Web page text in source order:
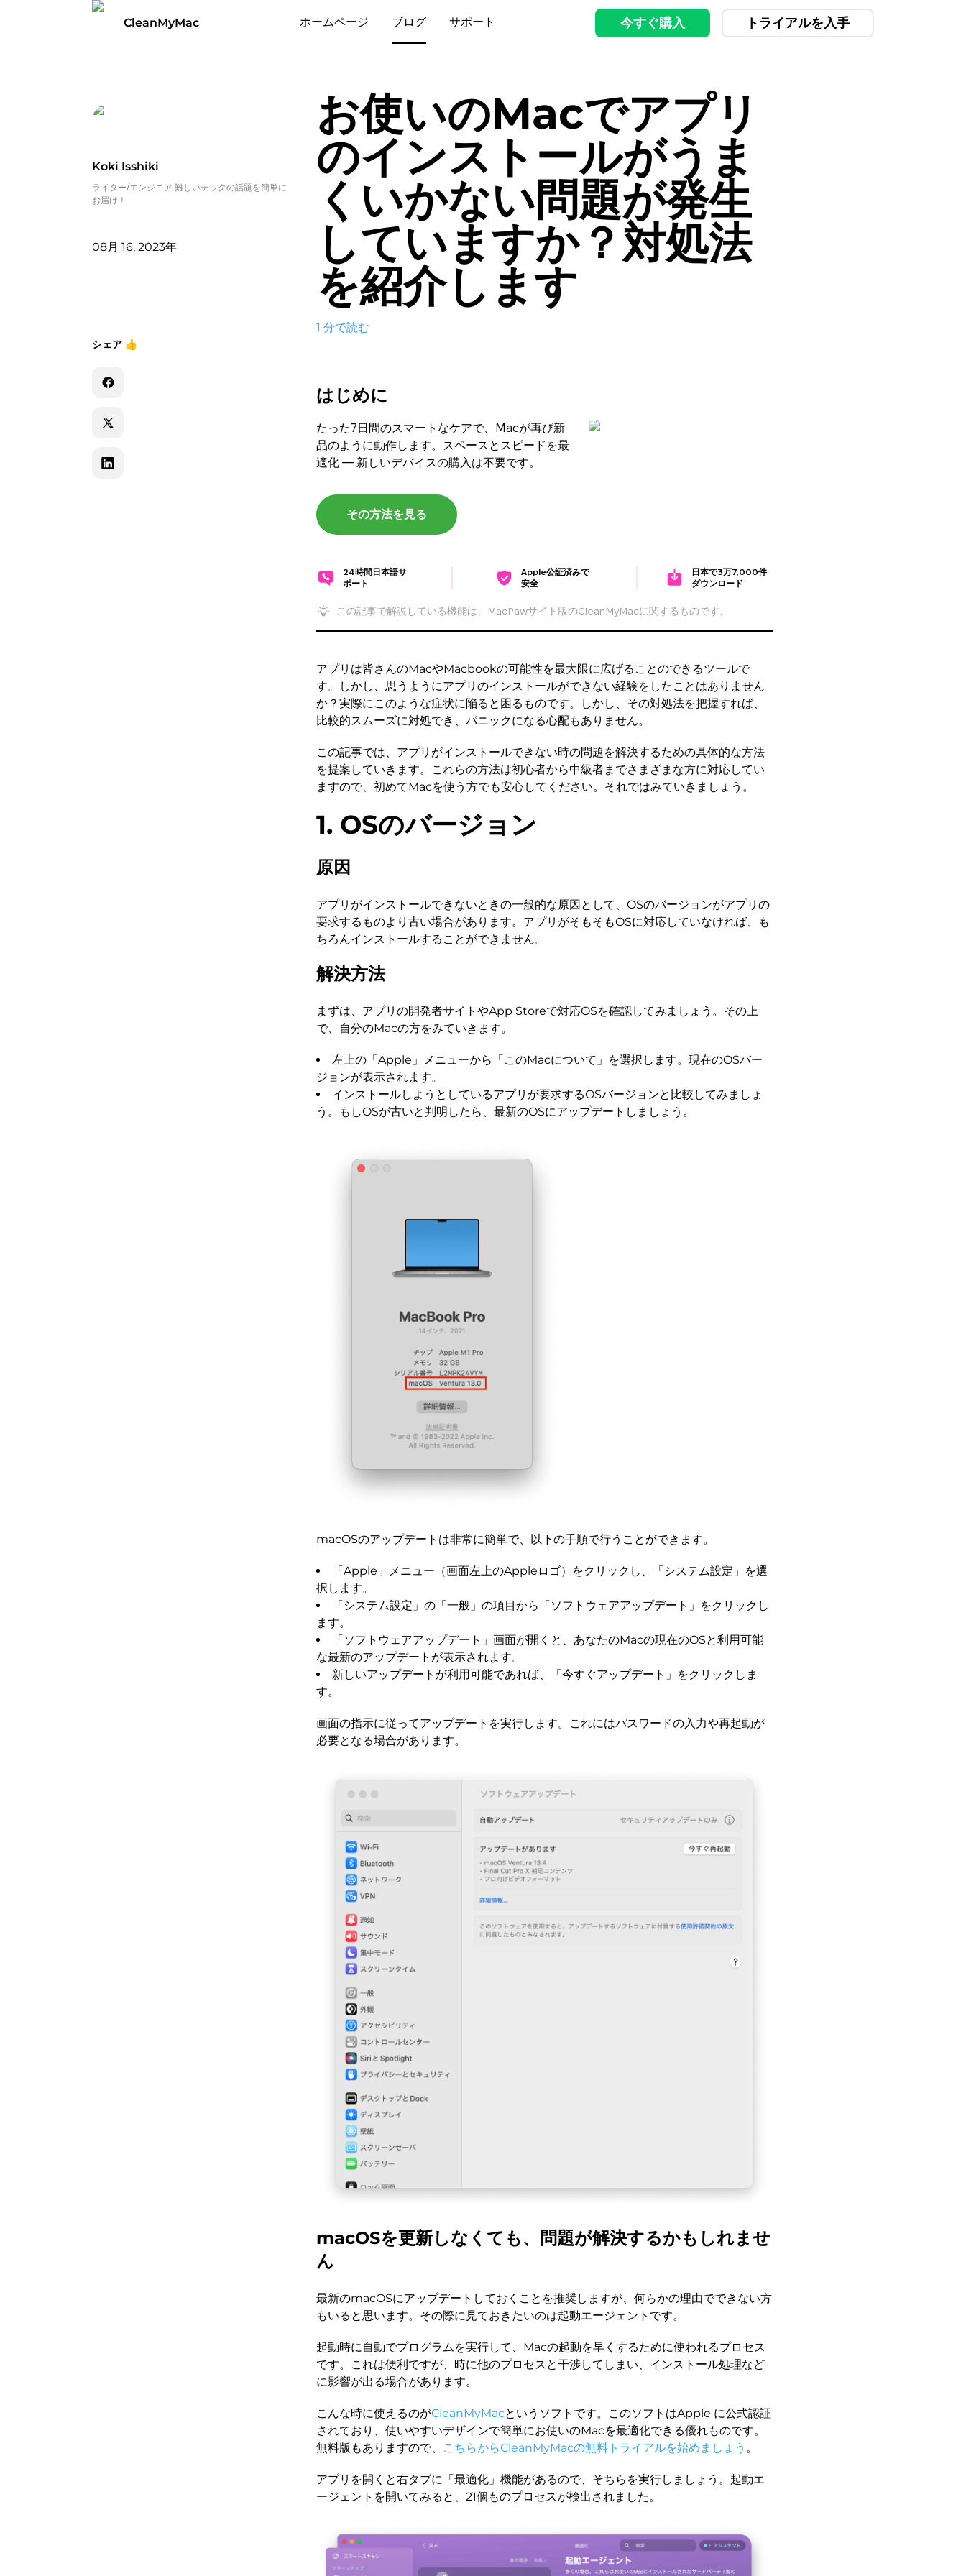
CleanMyMac ホームページ ブログ サポート 今すぐ購入 トライアルを入手
Koki Isshiki
ライター/エンジニア 難しいテックの話題を簡単に
お届け！
08月 16, 2023年
シェア 👍
お使いのMacでアプリ
のインストールがうま
くいかない問題が発生
していますか？対処法
を紹介します
1 分で読む
はじめに
たった7日間のスマートなケアで、Macが再び新
品のように動作します。スペースとスピードを最
適化 — 新しいデバイスの購入は不要です。
その方法を見る
24時間日本語サ
ポート
Apple公証済みで
安全
日本で3万7,000件
ダウンロード
この記事で解説している機能は、MacPawサイト版のCleanMyMacに関するものです。
アプリは皆さんのMacやMacbookの可能性を最大限に広げることのできるツールで
す。しかし、思うようにアプリのインストールができない経験をしたことはありません
か？実際にこのような症状に陥ると困るものです。しかし、その対処法を把握すれば、
比較的スムーズに対処でき、パニックになる心配もありません。
この記事では、アプリがインストールできない時の問題を解決するための具体的な方法
を提案していきます。これらの方法は初心者から中級者までさまざまな方に対応してい
ますので、初めてMacを使う方でも安心してください。それではみていきましょう。
1. OSのバージョン
原因
アプリがインストールできないときの一般的な原因として、OSのバージョンがアプリの
要求するものより古い場合があります。アプリがそもそもOSに対応していなければ、も
ちろんインストールすることができません。
解決方法
まずは、アプリの開発者サイトやApp Storeで対応OSを確認してみましょう。その上
で、自分のMacの方をみていきます。
左上の「Apple」メニューから「このMacについて」を選択します。現在のOSバー
ジョンが表示されます。
インストールしようとしているアプリが要求するOSバージョンと比較してみましょ
う。もしOSが古いと判明したら、最新のOSにアップデートしましょう。
macOSのアップデートは非常に簡単で、以下の手順で行うことができます。
「Apple」メニュー（画面左上のAppleロゴ）をクリックし、「システム設定」を選
択します。
「システム設定」の「一般」の項目から「ソフトウェアアップデート」をクリックし
ます。
「ソフトウェアアップデート」画面が開くと、あなたのMacの現在のOSと利用可能
な最新のアップデートが表示されます。
新しいアップデートが利用可能であれば、「今すぐアップデート」をクリックしま
す。
画面の指示に従ってアップデートを実行します。これにはパスワードの入力や再起動が
必要となる場合があります。
macOSを更新しなくても、問題が解決するかもしれませ
ん
最新のmacOSにアップデートしておくことを推奨しますが、何らかの理由でできない方
もいると思います。その際に見ておきたいのは起動エージェントです。
起動時に自動でプログラムを実行して、Macの起動を早くするために使われるプロセス
です。これは便利ですが、時に他のプロセスと干渉してしまい、インストール処理など
に影響が出る場合があります。
こんな時に使えるのがCleanMyMacというソフトです。このソフトはApple に公式認証
されており、使いやすいデザインで簡単にお使いのMacを最適化できる優れものです。
無料版もありますので、
こちらからCleanMyMacの無料トライアルを始めましょう 。
アプリを開くと右タブに「最適化」機能があるので、そちらを実行しましょう。起動エ
ージェントを開いてみると、21個ものプロセスが検出されました。